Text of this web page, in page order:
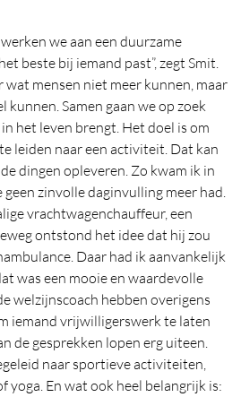
we aan een duurzame
beste bij iemand past”, zegt Smit.
wat mensen niet meer kunnen, maar
kunnen. Samen gaan we op zoek
het leven brengt. Het doel is om
leiden naar een activiteit. Dat kan
dingen opleveren. Zo kwam ik in
zinvolle daginvulling meer had.
vrachtwagenchauffeur, een
ontstond het idee dat hij zou
Daar had ik aanvankelijk
was een mooie en waardevolle
welzijnscoach hebben overigens
iemand vrijwilligerswerk te laten
de gesprekken lopen erg uiteen.
naar sportieve activiteiten,
yoga. En wat ook heel belangrijk is: